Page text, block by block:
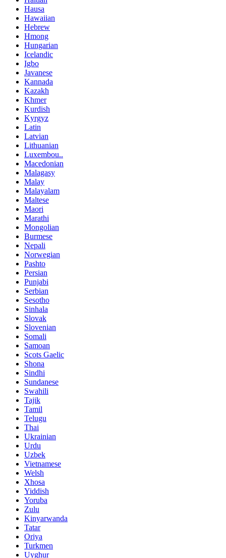
Hausa
Hawaiian
Hebrew
Hmong
Hungarian
Icelandic
Igbo
Javanese
Kannada
Kazakh
Khmer
Kurdish
Kyrgyz
Latin
Latvian
Lithuanian
Luxembou..
Macedonian
Malagasy
Malay
Malayalam
Maltese
Maori
Marathi
Mongolian
Burmese
Nepali
Norwegian
Pashto
Persian
Punjabi
Serbian
Sesotho
Sinhala
Slovak
Slovenian
Somali
Samoan
Scots Gaelic
Shona
Sindhi
Sundanese
Swahili
Tajik
Tamil
Telugu
Thai
Ukrainian
Urdu
Uzbek
Vietnamese
Welsh
Xhosa
Yiddish
Yoruba
Zulu
Kinyarwanda
Tatar
Oriya
Turkmen
Uyghur